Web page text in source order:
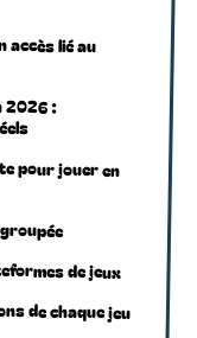
accès lié au
2026 :
pour jouer en
de jeux
de chaque jeu